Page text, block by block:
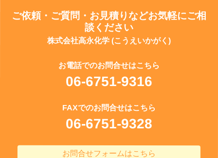
ご依頼・ご質問・お見積りなどお気軽にご相
談ください
株式会社高永化学 (こうえいかがく)
お電話でのお問合せはこちら
06-6751-9316
FAXでのお問合せはこちら
06-6751-9328
お問合せフォームはこちら